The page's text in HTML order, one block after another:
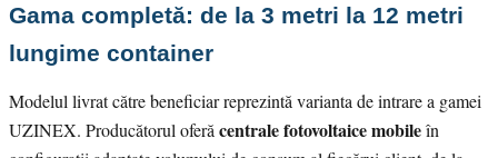
Gama completă: de la 3 metri la 12 metri
lungime container
Modelul livrat către beneficiar reprezintă varianta de intrare a gamei
UZINEX. Producătorul oferă centrale fotovoltaice mobileîn